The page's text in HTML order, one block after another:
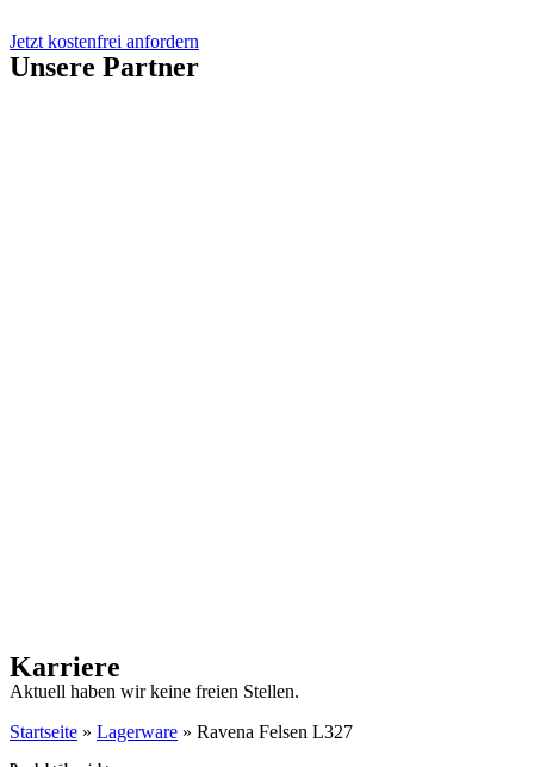
Jetzt kostenfrei anfordern
Unsere Partner
Karriere
Aktuell haben wir keine freien Stellen.
Startseite » Lagerware » Ravena Felsen L327